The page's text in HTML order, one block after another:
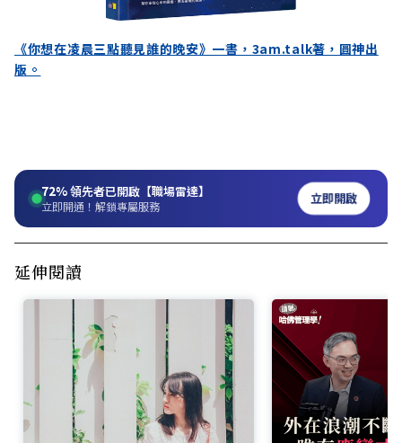
《你想在凌晨三點聽見誰的晚安》一書，3am.talk著，圓神出
版。
72%領先者已開啟【職場雷達】
立即開通！解鎖專屬服務 立即開啟
延伸閱讀